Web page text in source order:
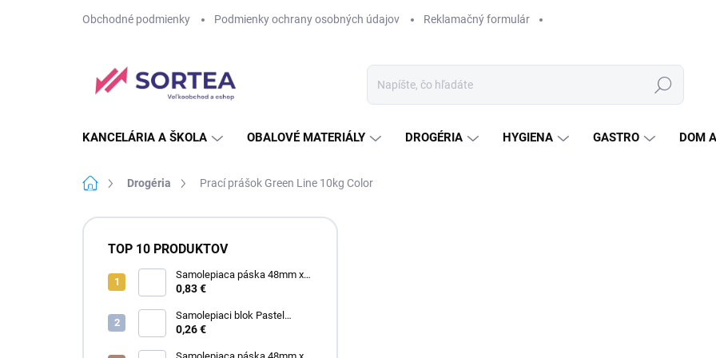
Obchodné podmienky Podmienky ochrany osobných údajov Reklamačný formulár
Hľadať
KANCELÁRIA A ŠKOLA OBALOVÉ MATERIÁLY DROGÉRIA HYGIENA GASTRO DOM
DomovDrogéria Prací prášok Green Line 10kg Color
B
TOP 10 PRODUKTOV
Samolepiaca páska 48mm x
60m SA priehľadná
0,83 €
Samolepiaci blok Pastel
75mm x 75mm žltý
0,26 €